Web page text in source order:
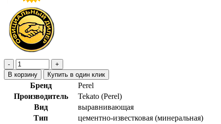
В корзину Купить в один клик
Бренд
Perel
Производитель
Tekato (Perel)
Вид
выравнивающая
Тип
цементно-известковая (минеральная)